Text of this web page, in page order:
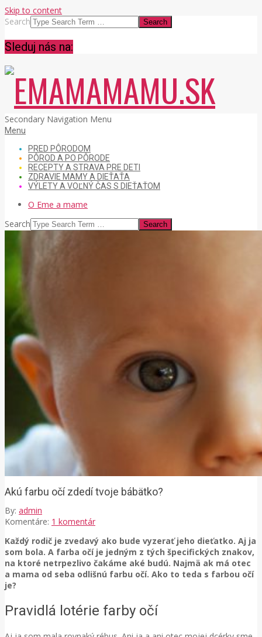
Skip to content
Search
Sleduj nás na:
EMAMAMAMU.SK
Secondary Navigation Menu
Menu
PRED PÔRODOM
PÔROD A PO PÔRODE
RECEPTY A STRAVA PRE DETI
ZDRAVIE MAMY A DIEŤAŤA
VÝLETY A VOĽNÝ ČAS S DIEŤAŤOM
O Eme a mame
Search
Akú farbu očí zdedí tvoje bábätko?
By: admin
Komentáre: 1 komentár
Každý rodič je zvedavý ako bude vyzerať jeho dieťatko. Aj ja
som bola. A farba očí je jedným z tých špecifických znakov,
na ktoré netrpezlivo čakáme aké budú. Najmä ak má otec
a mama od seba odlišnú farbu očí. Ako to teda s farbou očí
je?
Pravidlá lotérie farby očí